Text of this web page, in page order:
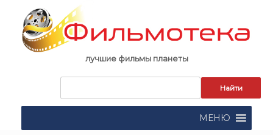
content
лучшие фильмы планеты
поиска:
МЕНЮ